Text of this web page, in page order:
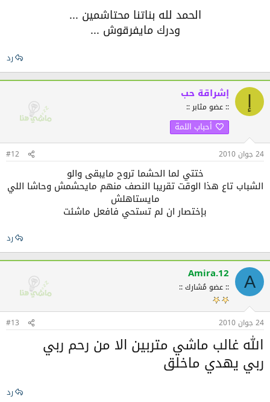
الحمد لله بناتنا محتاشمين ...
ودرك مايفرقوش ...
رد
إشراقة حب
:: عضو مثابر ::
أحباب اللمة
24 جوان 2010 #12
ختتي لما الحشما تروح مايبقى والو
الشباب تاع هذا الوقت تقريبا النصف منهم مايحشمش وحاشا اللي
مايستاهلش
بإختصار ان لم تستحي فافعل ماشئت​
رد
A
Amira.12
:: عضو مُشارك ::
24 جوان 2010 #13
الله غالب ماشي متربين الا من رحم ربي
ربي يهدي ماخلق
رد